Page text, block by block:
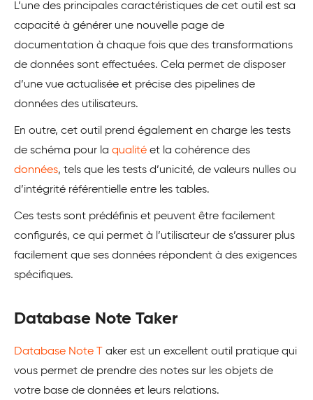
L’une des principales caractéristiques de cet outil est sa
capacité à générer une nouvelle page de
documentation à chaque fois que des transformations
de données sont effectuées. Cela permet de disposer
d’une vue actualisée et précise des pipelines de
données des utilisateurs.
En outre, cet outil prend également en charge les tests
de schéma pour la qualité et la cohérence des
données, tels que les tests d’unicité, de valeurs nulles ou
d’intégrité référentielle entre les tables.
Ces tests sont prédéfinis et peuvent être facilement
configurés, ce qui permet à l’utilisateur de s’assurer plus
facilement que ses données répondent à des exigences
spécifiques.
Database Note Taker
Database Note T
aker est un excellent outil pratique qui
vous permet de prendre des notes sur les objets de
votre base de données et leurs relations.